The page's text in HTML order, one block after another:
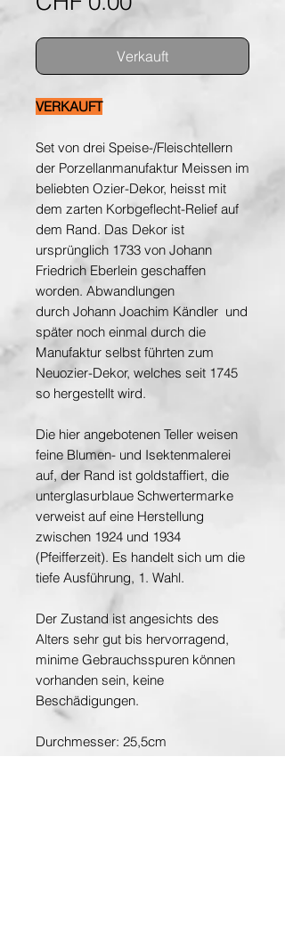
Verkauft
VERKAUFT
Set von drei Speise-/Fleischtellern
der Porzellanmanufaktur Meissen im
beliebten Ozier-Dekor, heisst mit
dem zarten Korbgeflecht-Relief auf
dem Rand. Das Dekor ist
ursprünglich 1733 von Johann
Friedrich Eberlein geschaffen
worden. Abwandlungen
durch Johann Joachim Kändler und
später noch einmal durch die
Manufaktur selbst führten zum
Neuozier-Dekor, welches seit 1745
so hergestellt wird.
Die hier angebotenen Teller weisen
feine Blumen- und Isektenmalerei
auf, der Rand ist goldstaffiert, die
unterglasurblaue Schwertermarke
verweist auf eine Herstellung
zwischen 1924 und 1934
(Pfeifferzeit). Es handelt sich um die
tiefe Ausführung, 1. Wahl.
Der Zustand ist angesichts des
Alters sehr gut bis hervorragend,
minime Gebrauchsspuren können
vorhanden sein, keine
Beschädigungen.
Durchmesser: 25,5cm